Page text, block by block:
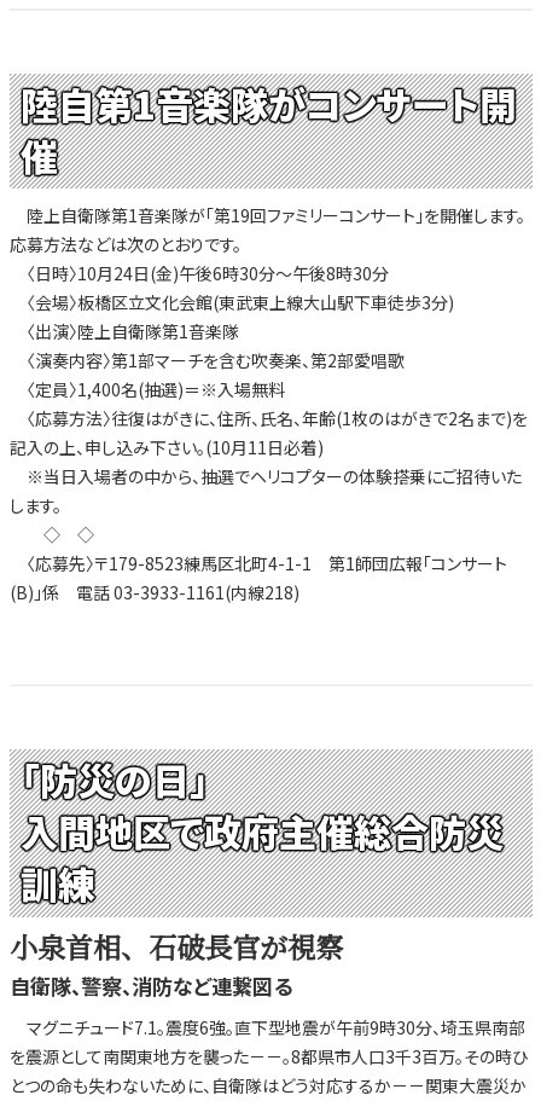
陸自第1音楽隊がコンサート開
催
陸上自衛隊第1音楽隊が「第19回ファミリーコンサート」を開催します。
応募方法などは次のとおりです。
〈日時〉10月24日(金)午後6時30分～午後8時30分
〈会場〉板橋区立文化会館(東武東上線大山駅下車徒歩3分)
〈出演〉陸上自衛隊第1音楽隊
〈演奏内容〉第1部マーチを含む吹奏楽、第2部愛唱歌
〈定員〉1,400名(抽選)＝※入場無料
〈応募方法〉往復はがきに、住所、氏名、年齢(1枚のはがきで2名まで)を
記入の上、申し込み下さい。(10月11日必着)
※当日入場者の中から、抽選でヘリコプターの体験搭乗にご招待いた
します。
◇ ◇
〈応募先〉〒179-8523練馬区北町4-1-1 第1師団広報「コンサート
(B)」係 電話 03-3933-1161(内線218)
「防災の日」
入間地区で政府主催総合防災
訓練
小泉首相、石破長官が視察
自衛隊、警察、消防など連繋図る
マグニチュード7.1。震度6強。直下型地震が午前9時30分、埼玉県南部
を震源として南関東地方を襲った－－。8都県市人口3千3百万。その時ひ
とつの命も失わないために、自衛隊はどう対応するか－－関東大震災か